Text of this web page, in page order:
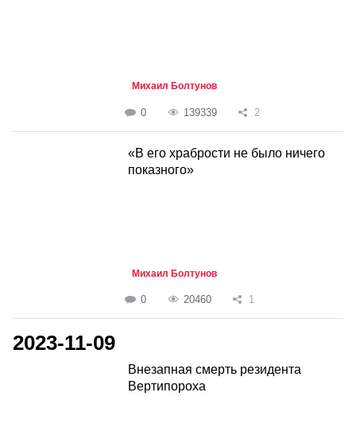
Михаил Болтунов
0 139339 2
«В его храбрости не было ничего
показного»
Михаил Болтунов
0 20460 1
2023-11-09
Внезапная смерть резидента
Вертипороха